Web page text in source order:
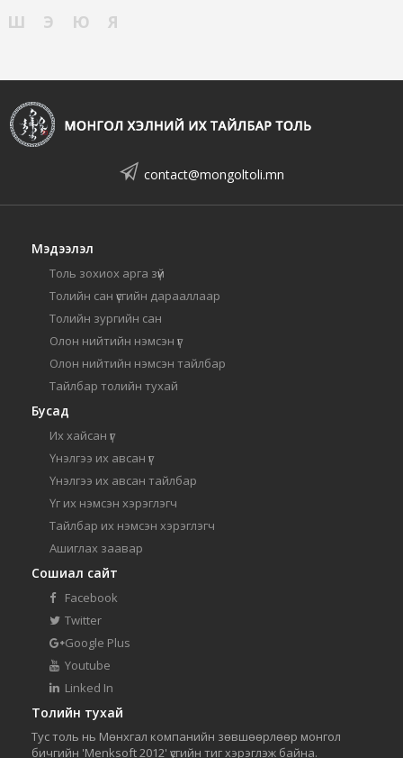
Ш
Э Ю Я
contact@mongoltoli.mn
Мэдээлэл
Толь зохиох арга зүй
Толийн сан үсгийн дарааллаар
Толийн зургийн сан
Олон нийтийн нэмсэн үг
Олон нийтийн нэмсэн тайлбар
Тайлбар толийн тухай
Бусад
Их хайсан үг
Үнэлгээ их авсан үг
Үнэлгээ их авсан тайлбар
Үг их нэмсэн хэрэглэгч
Тайлбар их нэмсэн хэрэглэгч
Ашиглах заавар
Сошиал сайт
Facebook
Twitter
Google Plus
Youtube
Linked In
Толийн тухай
Тус толь нь Мөнхгал компанийн зөвшөөрлөөр монгол
бичгийн 'Menksoft 2012' үсгийн тиг хэрэглэж байна.